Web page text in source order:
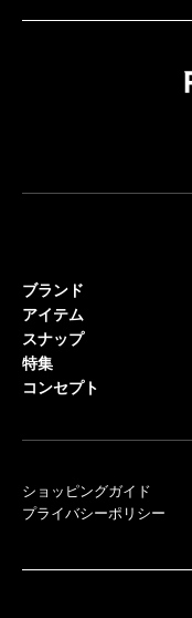
ブランド
アイテム
スナップ
特集
コンセプト
ショッピングガイド
プライバシーポリシー